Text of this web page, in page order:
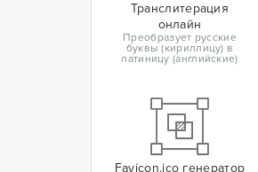
Транслитерация
онлайн
Преобразует русские
буквы (кириллицу) в
латиницу (английские)
Favicon.ico генератор